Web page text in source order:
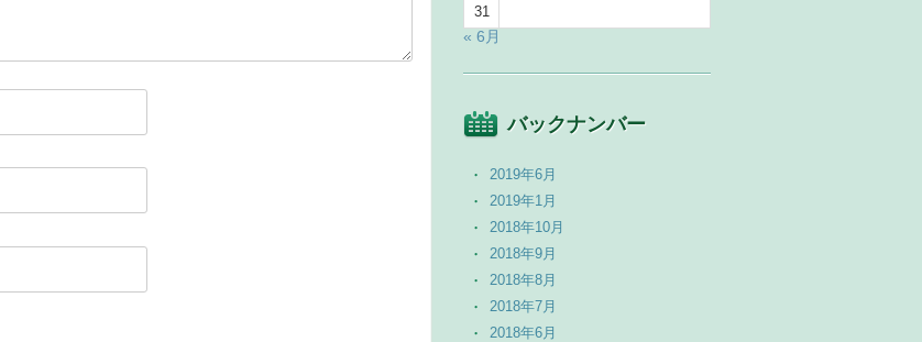
31
« 6月
バックナンバー
2019年6月
2019年1月
2018年10月
2018年9月
2018年8月
2018年7月
2018年6月